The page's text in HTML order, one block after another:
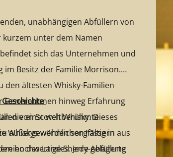
unabhängigen Abfüllern von
kurzem unter dem Namen
sich das Unternehmen und
im Besitz der Familie Morrison.
den ältesten Whisky-Familien
hinweg Erfahrung
von Scotch Whisky. Dieses
außergewöhnlichen Fässern aus
des Landes. Jede Abfüllung
Geschichte
die einst weltberühmte
Whiskys werden sorgfältig in
hochwertige Sherry-gelagerte